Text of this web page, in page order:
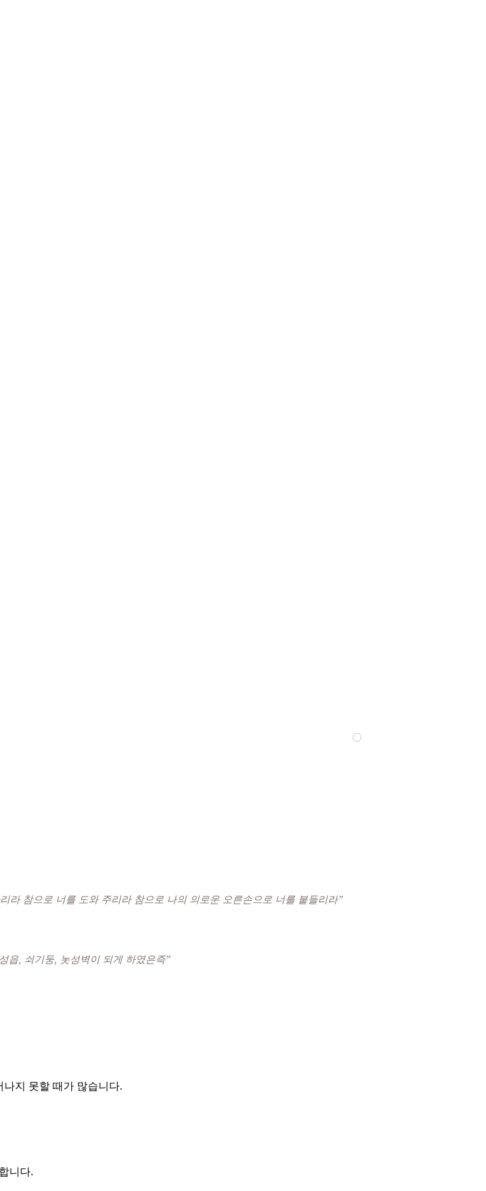
라 참으로 너를 도와 주리라 참으로 나의 의로운 오른손으로 너를 붙들리라”
읍, 쇠기둥, 놋성벽이 되게 하였은즉”
지 못할 때가 많습니다.
니다.